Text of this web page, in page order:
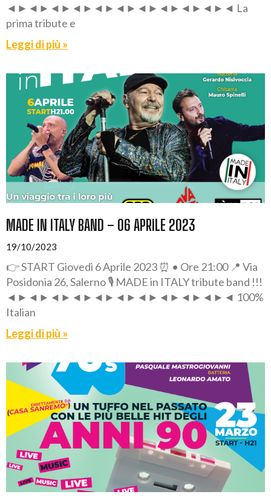
◄►◄►◄►◄►◄►◄►◄►◄►◄►◄►◄ La
prima tribute e
Leggi di più »
MADE IN ITALY BAND – 06 APRILE 2023
19/10/2023
👉 START Giovedì 6 Aprile 2023 ⏰ • Ore 21:00 📍 Via
Posidonia 26, Salerno 🎙️ MADE in ITALY tribute band !!!
◄►◄►◄►◄►◄►◄►◄►◄►◄►◄►◄ 100%
Italian
Leggi di più »